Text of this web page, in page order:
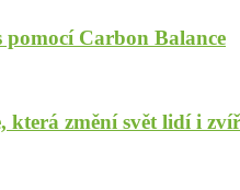
pomocí Carbon Balance
která změní svět lidí i